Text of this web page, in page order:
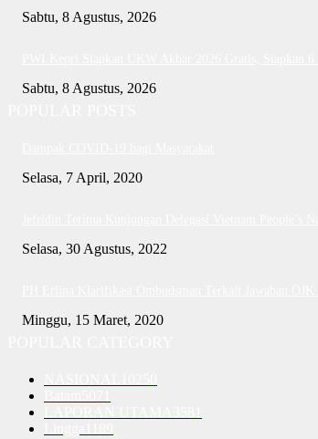
Sabtu, 8 Agustus, 2026
Sabtu, 8 Agustus, 2026
Selasa, 7 April, 2020
Selasa, 30 Agustus, 2022
Minggu, 15 Maret, 2020